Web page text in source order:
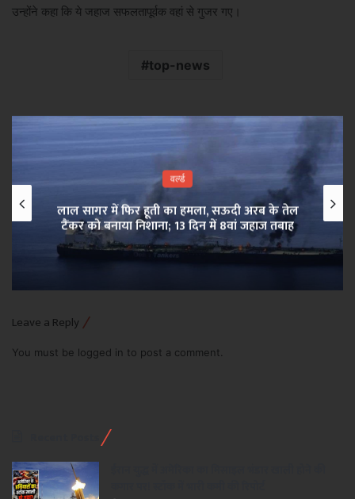
उन्होंने कहा कि ये जहाज सफलतापूर्वक वहां से गुजर गए।
top-news
वर्ल्ड
लाल सागर में फिर हूती का हमला, सऊदी अरब के तेल
टैंकर को बनाया निशाना; 13 दिन में 8वां जहाज तबाह
Leave a Reply
You must be logged in to post a comment.